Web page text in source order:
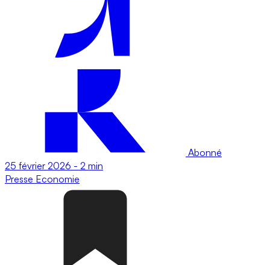
Abonné
25 février 2026 - 2 min
Presse Economie